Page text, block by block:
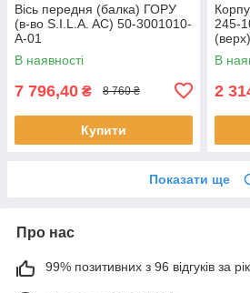
Вісь передня (балка) ГОРУ
(в-во S.I.L.A. AC) 50-3001010-
А-01
В наявності
7 796,40 ₴ 8 760 ₴
Купити
245-
В
2
Показати ще
Про нас
99% позитивних з 96 відгуків за рік